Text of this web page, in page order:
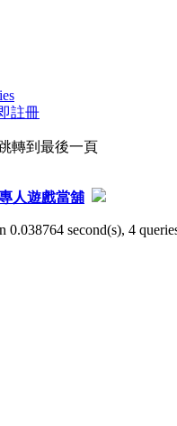
註冊
轉到最後一頁
人遊戲當舖
0.038764 second(s), 4